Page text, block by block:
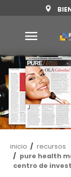
al
contenido
principal
Por
qué
Colombia
Sectores
para
invertir